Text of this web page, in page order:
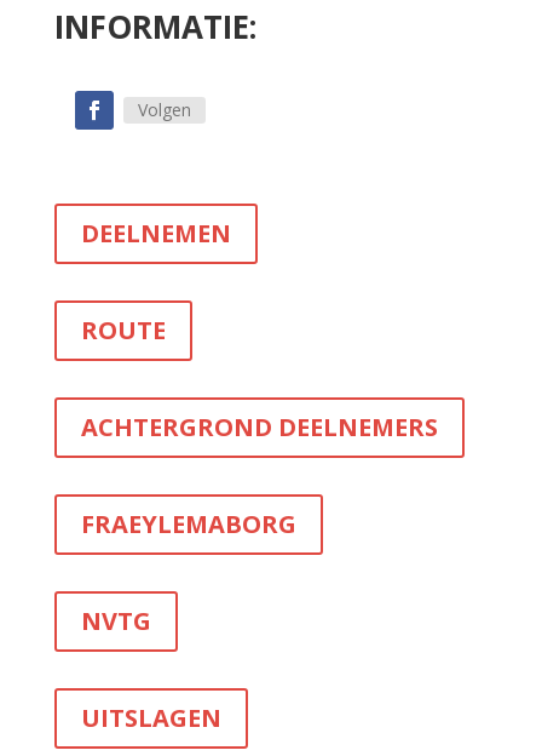
INFORMATIE:
Volgen
DEELNEMEN
ROUTE
ACHTERGROND DEELNEMERS
FRAEYLEMABORG
NVTG
UITSLAGEN